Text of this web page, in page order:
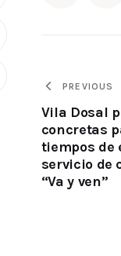
PREVIOUS
Vila Dosal
concretas
tiempos de
servicio de
“Va y ven”